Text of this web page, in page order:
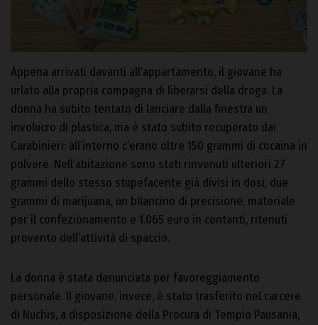
Appena arrivati davanti all’appartamento, il giovane ha
urlato alla propria compagna di liberarsi della droga. La
donna ha subito tentato di lanciare dalla finestra un
involucro di plastica, ma è stato subito recuperato dai
Carabinieri: all’interno c’erano oltre 150 grammi di cocaina in
polvere. Nell’abitazione sono stati rinvenuti ulteriori 27
grammi dello stesso stupefacente già divisi in dosi, due
grammi di marijuana, un bilancino di precisione, materiale
per il confezionamento e 1.065 euro in contanti, ritenuti
provento dell’attività di spaccio.
La donna è stata denunciata per favoreggiamento
personale. Il giovane, invece, è stato trasferito nel carcere
di Nuchis, a disposizione della Procura di Tempio Pausania,